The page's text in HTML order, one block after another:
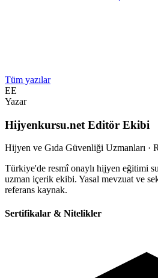
Tüm yazılar
EE
Yazar
Hijyenkursu.net Editör Ekibi
Hijyen ve Gıda Güvenliği Uzmanları ·
Türkiye'de resmî onaylı hijyen eğitimi
uzman içerik ekibi. Yasal mevzuat ve
referans kaynak.
Sertifikalar & Nitelikler